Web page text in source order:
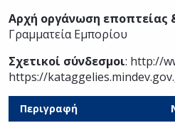
Αρχή οργάνωση εποπτείας
Γραμματεία Εμπορίου
Σχετικοί σύνδεσμοι: http://
https://
Περιγραφή